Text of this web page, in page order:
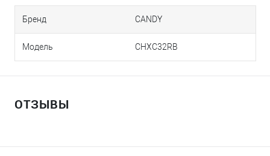
Бренд CANDY
Модель CHXC32RB
ОТЗЫВЫ